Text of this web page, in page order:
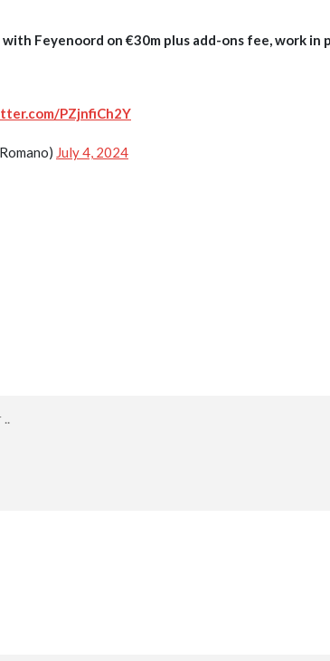
Feyenoord on €30m plus add-ons fee, work in
PZjnfiCh2Y
July 4, 2024